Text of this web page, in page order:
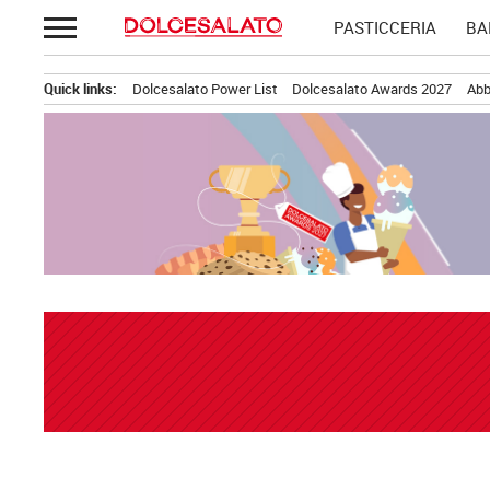
Passa
al
PASTICCERIA
Quick links: Dolcesalato Power List Dolcesalato Awards 2027